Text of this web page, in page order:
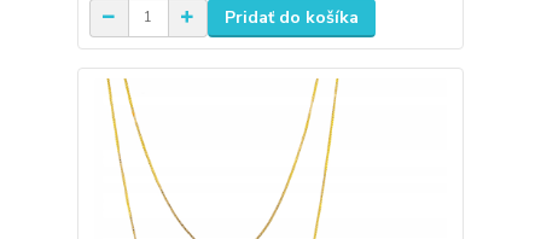
Pridať do košíka